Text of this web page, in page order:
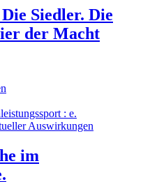
Siedler. Die
der Macht
im